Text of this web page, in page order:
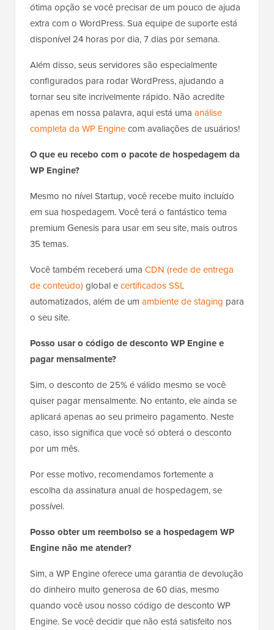
ótima opção se você precisar de um pouco de ajuda
extra com o WordPress. Sua equipe de suporte está
disponível 24 horas por dia, 7 dias por semana.
Além disso, seus servidores são especialmente
configurados para rodar WordPress, ajudando a
tornar seu site incrivelmente rápido. Não acredite
apenas em nossa palavra, aqui está uma análise
completa da WP Enginecom avaliações de usuários!
O que eu recebo com o pacote de hospedagem da
WP Engine?
Mesmo no nível Startup, você recebe muito incluído
em sua hospedagem. Você terá o fantástico tema
premium Genesis para usar em seu site, mais outros
35 temas.
Você também receberá uma CDN (rede de entrega
de conteúdo) global ecertificados SSL
automatizados, além de um ambiente de staging para
o seu site.
Posso usar o código de desconto WP Engine e
pagar mensalmente?
Sim, o desconto de 25% é válido mesmo se você
quiser pagar mensalmente. No entanto, ele ainda se
aplicará apenas ao seu primeiro pagamento. Neste
caso, isso significa que você só obterá o desconto
por um mês.
Por esse motivo, recomendamos fortemente a
escolha da assinatura anual de hospedagem, se
possível.
Posso obter um reembolso se a hospedagem WP
Engine não me atender?
Sim, a WP Engine oferece uma garantia de devolução
do dinheiro muito generosa de 60 dias, mesmo
quando você usou nosso código de desconto WP
Engine. Se você decidir que não está satisfeito nos